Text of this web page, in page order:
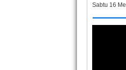
Sabtu 16